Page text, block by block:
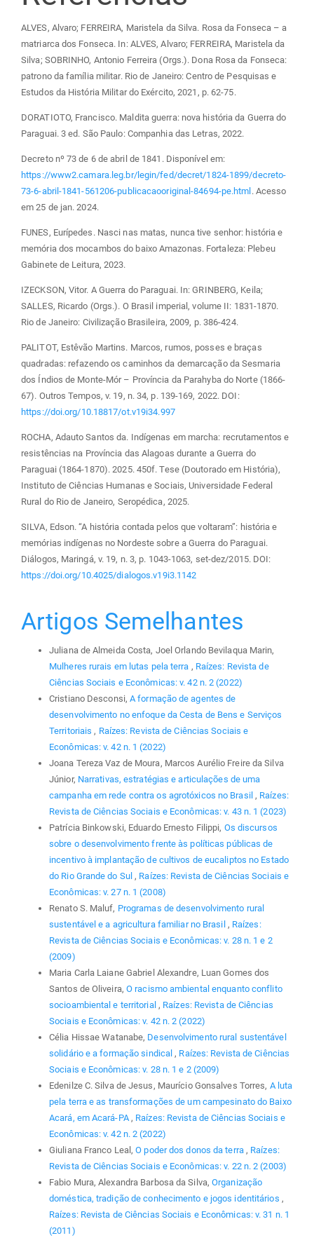
ALVES, Alvaro; FERREIRA, Maristela da Silva. Rosa da Fonseca – a
matriarca dos Fonseca. In: ALVES, Alvaro; FERREIRA, Maristela da
Silva; SOBRINHO, Antonio Ferreira (Orgs.). Dona Rosa da Fonseca:
patrono da família militar. Rio de Janeiro: Centro de Pesquisas e
Estudos da História Militar do Exército, 2021, p. 62-75.
DORATIOTO, Francisco. Maldita guerra: nova história da Guerra do
Paraguai. 3 ed. São Paulo: Companhia das Letras, 2022.
Decreto nº 73 de 6 de abril de 1841. Disponível em:
https://www2.camara.leg.br/legin/fed/decret/1824-1899/decreto-
73-6-abril-1841-561206-publicacaooriginal-84694-pe.html. Acesso
em 25 de jan. 2024.
FUNES, Eurípedes. Nasci nas matas, nunca tive senhor: história e
memória dos mocambos do baixo Amazonas. Fortaleza: Plebeu
Gabinete de Leitura, 2023.
IZECKSON, Vitor. A Guerra do Paraguai. In: GRINBERG, Keila;
SALLES, Ricardo (Orgs.). O Brasil imperial, volume II: 1831-1870.
Rio de Janeiro: Civilização Brasileira, 2009, p. 386-424.
PALITOT, Estêvão Martins. Marcos, rumos, posses e braças
quadradas: refazendo os caminhos da demarcação da Sesmaria
dos Índios de Monte-Mór – Província da Parahyba do Norte (1866-
67). Outros Tempos, v. 19, n. 34, p. 139-169, 2022. DOI:
https://doi.org/10.18817/ot.v19i34.997
ROCHA, Adauto Santos da. Indígenas em marcha: recrutamentos e
resistências na Província das Alagoas durante a Guerra do
Paraguai (1864-1870). 2025. 450f. Tese (Doutorado em História),
Instituto de Ciências Humanas e Sociais, Universidade Federal
Rural do Rio de Janeiro, Seropédica, 2025.
SILVA, Edson. “A história contada pelos que voltaram”: história e
memórias indígenas no Nordeste sobre a Guerra do Paraguai.
Diálogos, Maringá, v. 19, n. 3, p. 1043-1063, set-dez/2015. DOI:
https://doi.org/10.4025/dialogos.v19i3.1142
Artigos Semelhantes
Juliana de Almeida Costa, Joel Orlando Bevilaqua Marin,
Mulheres rurais em lutas pela terra , Raízes: Revista de
Ciências Sociais e Econômicas: v. 42 n. 2 (2022)
Cristiano Desconsi, A formação de agentes de
desenvolvimento no enfoque da Cesta de Bens e Serviços
Territoriais, Raízes: Revista de Ciências Sociais e
Econômicas: v. 42 n. 1 (2022)
Joana Tereza Vaz de Moura, Marcos Aurélio Freire da Silva
Júnior, Narrativas, estratégias e articulações de uma
campanha em rede contra os agrotóxicos no Brasil , Raízes:
Revista de Ciências Sociais e Econômicas: v. 43 n. 1 (2023)
Patrícia Binkowski, Eduardo Ernesto Filippi, Os discursos
sobre o desenvolvimento frente às políticas públicas de
incentivo à implantação de cultivos de eucaliptos no Estado
do Rio Grande do Sul, Raízes: Revista de Ciências Sociais e
Econômicas: v. 27 n. 1 (2008)
Renato S. Maluf, Programas de desenvolvimento rural
sustentável e a agricultura familiar no Brasil , Raízes:
Revista de Ciências Sociais e Econômicas: v. 28 n. 1 e 2
(2009)
Maria Carla Laiane Gabriel Alexandre, Luan Gomes dos
Santos de Oliveira, O racismo ambiental enquanto conflito
socioambiental e territorial , Raízes: Revista de Ciências
Sociais e Econômicas: v. 42 n. 2 (2022)
Célia Hissae Watanabe, Desenvolvimento rural sustentável
solidário e a formação sindical, Raízes: Revista de Ciências
Sociais e Econômicas: v. 28 n. 1 e 2 (2009)
Edenilze C. Silva de Jesus, Maurício Gonsalves Torres, A luta
pela terra e as transformações de um campesinato do Baixo
Acará, em Acará-PA, Raízes: Revista de Ciências Sociais e
Econômicas: v. 42 n. 2 (2022)
Giuliana Franco Leal,O poder dos donos da terra , Raízes:
Revista de Ciências Sociais e Econômicas: v. 22 n. 2 (2003)
Fabio Mura, Alexandra Barbosa da Silva,Organização
doméstica, tradição de conhecimento e jogos identitários ,
Raízes: Revista de Ciências Sociais e Econômicas: v. 31 n. 1
(2011)